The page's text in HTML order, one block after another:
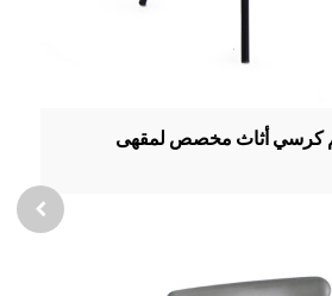
كرسي أثاث مخصص لمقهى